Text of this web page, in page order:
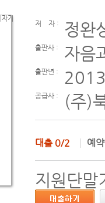
저 자 : 정완
출판사 : 자음
출판년 :
공급사 : (주)
대출 0/2 예
지원단말